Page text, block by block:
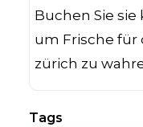
Buchen Sie
um Frische für
zürich zu
Tags